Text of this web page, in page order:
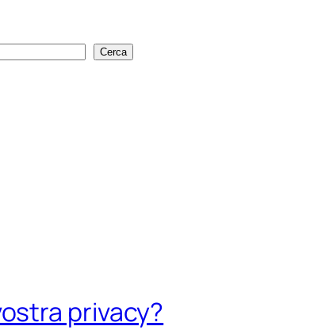
Cerca
privacy?